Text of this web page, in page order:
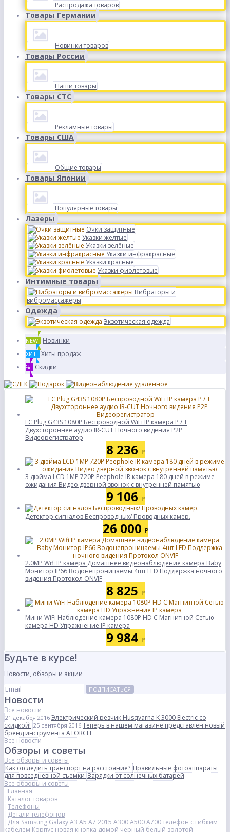
Распродажа товаров
Товары Германии
Новинки товаров
Товары России
Наши товары
Товары СТС
Рекламные товары
Товары США
Общие товары
Товары Японии
Популярные товары
Лазеры
Очки защитные
Указки желтые
Указки зелёные
Указки инфракрасные
Указки красные
Указки фиолетовые
Интимные товары
Вибраторы и
вибромассажеры
Одежда
Экзотическая одежда
NEW Новинки
ХИТ Хиты продаж
% Скидки
ЕС Plug G43S 1080P Беспроводной WiFi IP камера P / T
Двухстороннее аудио IR-CUT Ночного видения P2P
Видеорегистратор
8 236 ₽
3 дюйма LCD 1MP 720P Peephole IR камера 180 дней в режиме
ожидания Видео дверной звонок с внутренней памятью
9 106 ₽
Детектор сигналов Беспроводных/ Проводных камер.
26 000 ₽
2.0MP Wifi IP камера Домашнее видеонаблюдение камера Baby
Монитор IP66 Водонепроницаемы 4шт LED Поддержка ночного
видения Протокол ONVIF
8 825 ₽
Мини WiFi Наблюдение камера 1080P HD С Магнитной Сетью
камера HD Упражнение IP камера
9 984 ₽
Будьте в курсе!
Новости, обзоры и акции
ПОДПИСАТЬСЯ
Новости
Все новости
21 декабря 2016 Электрический резчик Husqvarna K 3000 Electric со
скидкой! 25 сентября 2016 Теперь в нашем магазине представлен новый
бренд инструмента ATORCH
Все новости
Обзоры и советы
Все обзоры и советы
Как отследить транспорт на расстояние? Правильные фотоаппараты
для повседневной съемкиЗарядки от солнечных батарей
Все обзоры и советы
Главная
Каталог товаров
Телефоны
Детали телефонов
Для Samsung Galaxy A3 A5 A7 2015 A300 A500 A700 телефон с гибким
кабелем Корпус новая кнопка домой черный белый золотой